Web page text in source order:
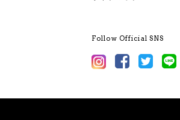
Follow Official SNS